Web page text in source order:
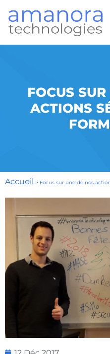
FOCUS
ACTIONS
Accueil > Focus sur une de nos